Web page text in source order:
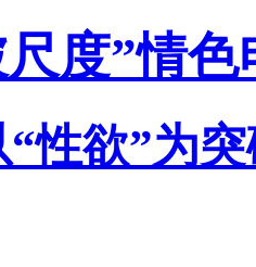
度”情色
性欲”为